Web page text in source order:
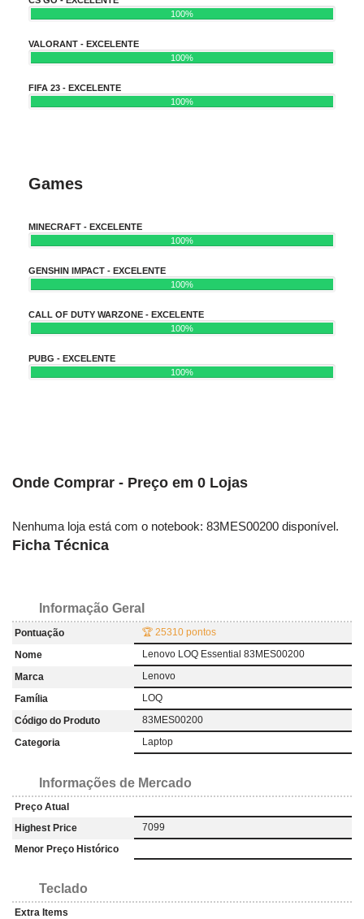
100%
VALORANT - EXCELENTE
100%
FIFA 23 - EXCELENTE
100%
Games
MINECRAFT - EXCELENTE
100%
GENSHIN IMPACT - EXCELENTE
100%
CALL OF DUTY WARZONE - EXCELENTE
100%
PUBG - EXCELENTE
100%
Onde Comprar - Preço em 0 Lojas
Nenhuma loja está com o notebook: 83MES00200 disponível.
Ficha Técnica
Informação Geral
Pontuação
🏆 25310 pontos
Nome
Lenovo LOQ Essential 83MES00200
Marca
Lenovo
Família
LOQ
Código do Produto
83MES00200
Categoria
Laptop
Informações de Mercado
Preço Atual
Highest Price
7099
Menor Preço Histórico
Teclado
Extra Items